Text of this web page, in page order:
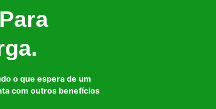
o que espera de um
com outros benefícios